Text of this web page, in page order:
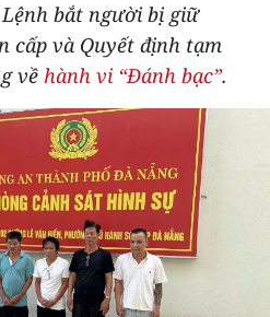
bắt người bị giữ
cấp và Quyết định tạm
về hành vi “Đánh bạc”.